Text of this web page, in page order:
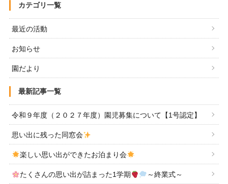
カテゴリ一覧
最近の活動
お知らせ
園だより
最新記事一覧
令和９年度（２０２７年度）園児募集について【1号認定】
思い出に残った同窓会
楽しい思い出ができたお泊まり会
たくさんの思い出が詰まった1学期 ～終業式～